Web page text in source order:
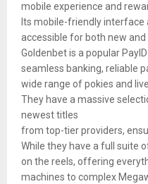
mobile experience and
Its mobile-friendly
accessible for both new
Goldenbet is a popular
seamless banking, reliable
wide range of pokies and
They have a massive
newest titles
from top-tier providers,
While they have a full suite
on the reels, offering
machines to complex